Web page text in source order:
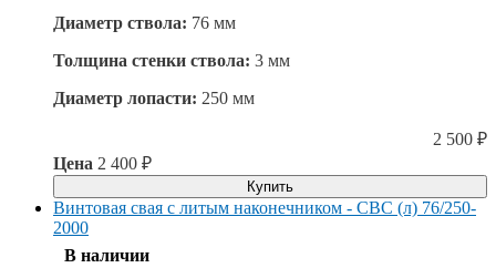
Диаметр ствола: 76 мм
Толщина стенки ствола: 3 мм
Диаметр лопасти: 250 мм
2 500 ₽
Цена 2 400 ₽
Купить
Винтовая свая с литым наконечником - СВС (л) 76/250-
2000
В наличии